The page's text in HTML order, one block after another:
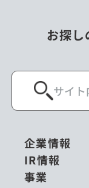
お探し
企業情報
IR情報
事業